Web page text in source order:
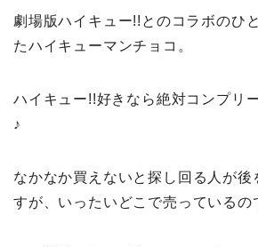
劇場版ハイキュー!!とのコラボのひ
たハイキューマンチョコ。
ハイキュー!!好きなら絶対コンプリ
♪
なかなか買えないと探し回る人が後
すが、いったいどこで売っているの